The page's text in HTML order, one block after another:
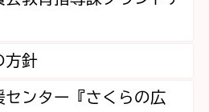
方針
ンター『さくらの広